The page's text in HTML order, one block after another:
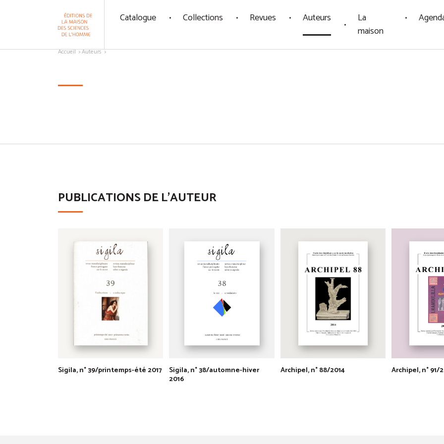
Catalogue Collections Revues Auteurs
La
maison
Accueil Auteurs
PUBLICATIONS DE L'AUTEUR
Sigila, n° 39/printemps-été 2017 Sigila, n° 38/automne-hiver
2016
Archipel, n° 88/2014 Archipel, n° 91/